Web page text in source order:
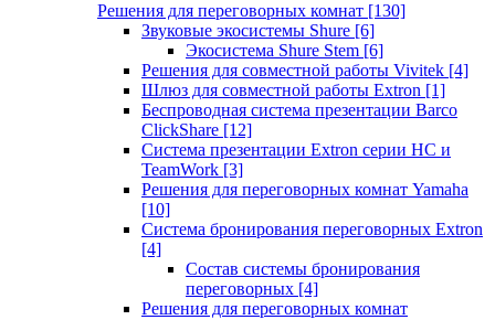
Решения для переговорных комнат [130]
Звуковые экосистемы Shure [6]
Экосистема Shure Stem [6]
Решения для совместной работы Vivitek [4]
Шлюз для совместной работы Extron [1]
Беспроводная система презентации Barco
ClickShare [12]
Система презентации Extron серии HC и
TeamWork [3]
Решения для переговорных комнат Yamaha
[10]
Система бронирования переговорных Extron
[4]
Состав системы бронирования
переговорных [4]
Решения для переговорных комнат